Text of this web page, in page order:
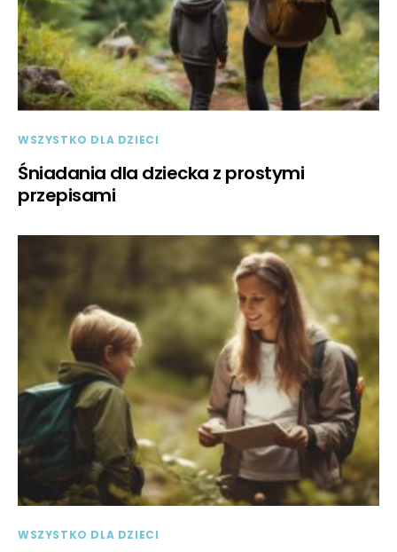
WSZYSTKO DLA DZIECI
Śniadania dla dziecka z prostymi
przepisami
WSZYSTKO DLA DZIECI